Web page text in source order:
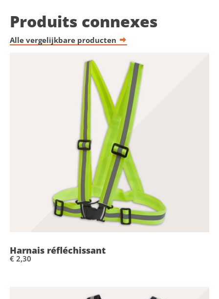
Produits connexes
Alle vergelijkbare producten
Harnais réfléchissant
€ 2,30